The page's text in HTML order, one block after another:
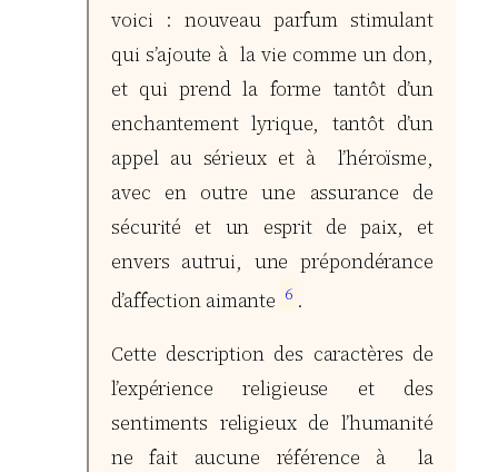
voici : nouveau parfum stimulant
qui s’ajoute à la vie comme un don,
et qui prend la forme tantôt d’un
enchantement lyrique, tantôt d’un
appel au sérieux et à l’héroïsme,
avec en outre une assurance de
sécurité et un esprit de paix, et
envers autrui, une prépondérance
d’affection aimante 6 .
Cette description des caractères de
l’expérience religieuse et des
sentiments religieux de l’humanité
ne fait aucune référence à la